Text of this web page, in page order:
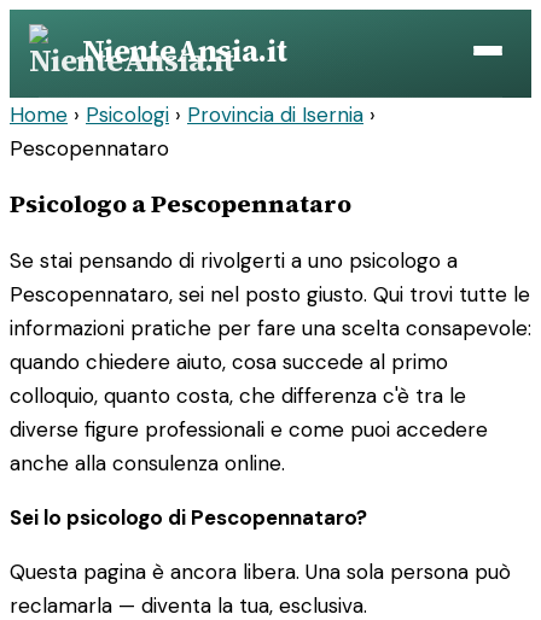
Vai
contenuto
NienteAnsia.it
Home › Psicologi › Provincia di Isernia ›
Pescopennataro
Psicologo a Pescopennataro
Se stai pensando di rivolgerti a uno psicologo a
Pescopennataro, sei nel posto giusto. Qui trovi tutte le
informazioni pratiche per fare una scelta consapevole:
quando chiedere aiuto, cosa succede al primo
colloquio, quanto costa, che differenza c'è tra le
diverse figure professionali e come puoi accedere
anche alla consulenza online.
Sei lo psicologo di Pescopennataro?
Questa pagina è ancora libera. Una sola persona può
reclamarla — diventa la tua, esclusiva.